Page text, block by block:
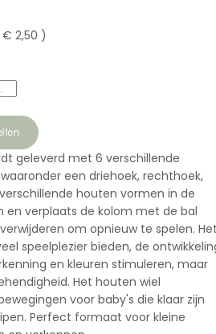
2,50 )
geleverd met 6 verschillende
een driehoek, rechthoek,
houten vormen in de
en verplaats de kolom met de bal
om opnieuw te spelen.
speelplezier bieden, de
en kleuren stimuleren, maar
Het houten wiel
voor baby's die klaar zijn
Perfect formaat voor kleine